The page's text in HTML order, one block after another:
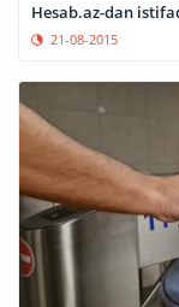
Hesab.az-dan
21-08-2015